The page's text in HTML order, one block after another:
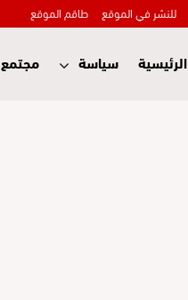
للنشر في الموقع طاقم الموقع
الرئيسية سياسة مجتمع